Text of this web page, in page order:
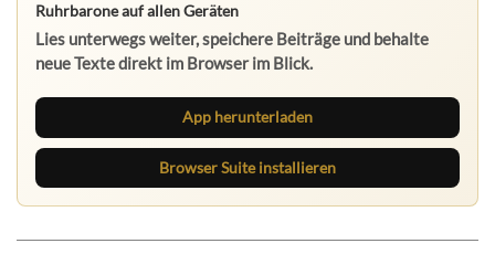
Ruhrbarone auf allen Geräten
Lies unterwegs weiter, speichere Beiträge und behalte
neue Texte direkt im Browser im Blick.
App herunterladen
Browser Suite installieren